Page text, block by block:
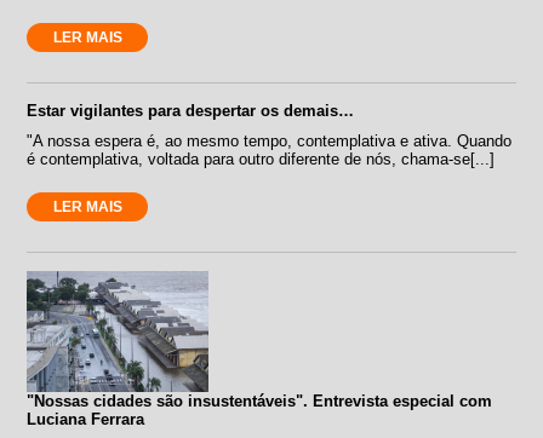
LER MAIS
Estar vigilantes para despertar os demais…
"A nossa espera é, ao mesmo tempo, contemplativa e ativa. Quando
é contemplativa, voltada para outro diferente de nós, chama-se[...]
LER MAIS
"Nossas cidades são insustentáveis". Entrevista especial com
Luciana Ferrara